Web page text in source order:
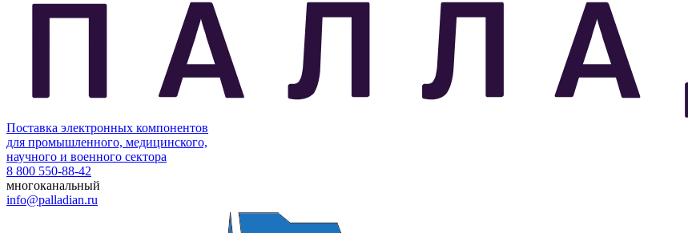
Поставка электронных компонентов
для промышленного, медицинского,
научного и военного сектора
8 800 550-88-42
многоканальный
info@palladian.ru